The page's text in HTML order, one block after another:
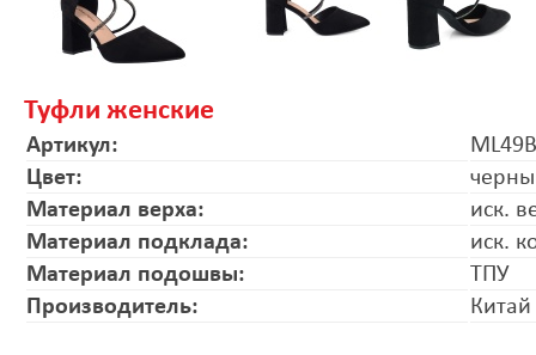
Туфли женские
Артикул:
Цвет:
Материал верха:
иск.
Материал подклада:
иск.
Материал подошвы:
ТПУ
Производитель:
Китай